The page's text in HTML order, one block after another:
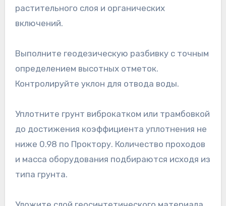
растительного слоя и органических
включений.
Выполните геодезическую разбивку с точным
определением высотных отметок.
Контролируйте уклон для отвода воды.
Уплотните грунт виброкатком или трамбовкой
до достижения коэффициента уплотнения не
ниже 0.98 по Проктору. Количество проходов
и масса оборудования подбираются исходя из
типа грунта.